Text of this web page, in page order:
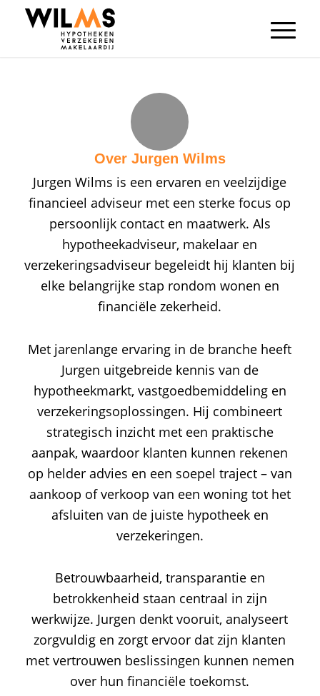
Over Jurgen Wilms
Jurgen Wilms is een ervaren en veelzijdige
financieel adviseur met een sterke focus op
persoonlijk contact en maatwerk. Als
hypotheekadviseur, makelaar en
verzekeringsadviseur begeleidt hij klanten bij
elke belangrijke stap rondom wonen en
financiële zekerheid.
Met jarenlange ervaring in de branche heeft
Jurgen uitgebreide kennis van de
hypotheekmarkt, vastgoedbemiddeling en
verzekeringsoplossingen. Hij combineert
strategisch inzicht met een praktische
aanpak, waardoor klanten kunnen rekenen
op helder advies en een soepel traject – van
aankoop of verkoop van een woning tot het
afsluiten van de juiste hypotheek en
verzekeringen.
Betrouwbaarheid, transparantie en
betrokkenheid staan centraal in zijn
werkwijze. Jurgen denkt vooruit, analyseert
zorgvuldig en zorgt ervoor dat zijn klanten
met vertrouwen beslissingen kunnen nemen
over hun financiële toekomst.